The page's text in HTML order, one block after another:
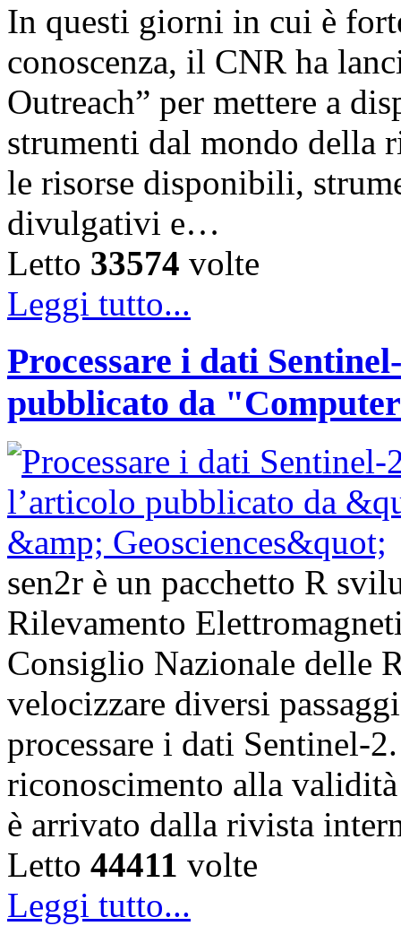
In questi giorni in cui è
conoscenza, il CNR ha
Outreach” per mettere a
strumenti dal mondo della
le risorse disponibili,
divulgativi e…
Letto 33574 volte
Leggi tutto...
Processare i dati
pubblicato da
sen2r è un pacchetto R
Rilevamento
Consiglio Nazionale delle
velocizzare diversi
processare i dati Sentinel-
riconoscimento alla
è arrivato dalla rivista
Letto 44411 volte
Leggi tutto...